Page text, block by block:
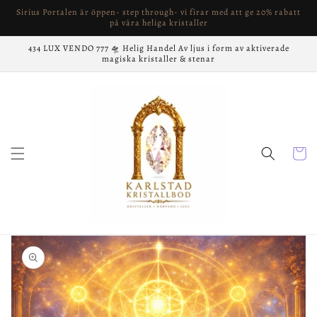
vidare
innehåll
Sirius Portalen är öppen- step through- vi firar med att ge 20% rabatt
på våra heliga kristaller
434 LUX VENDO 777 🛸 Helig Handel Av ljus i form av aktiverade
magiska kristaller & stenar
vidare till